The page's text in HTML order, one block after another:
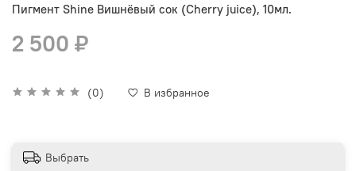
Пигмент Shine Вишнёвый сок (Cherry juice), 10мл.
(0) В избранное
2 500 ₽
Выбрать